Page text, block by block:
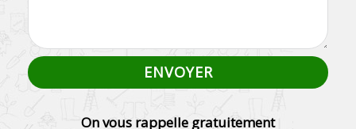
On vous rappelle gratuitement